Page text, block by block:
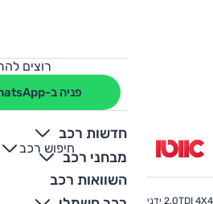
רוצים
פניה ב-WhatsApp
חדשות רכב
מבחני רכב
השוואות רכב
חיפוש רכב
+
-
2.0TDI 4X4 ידני Experience